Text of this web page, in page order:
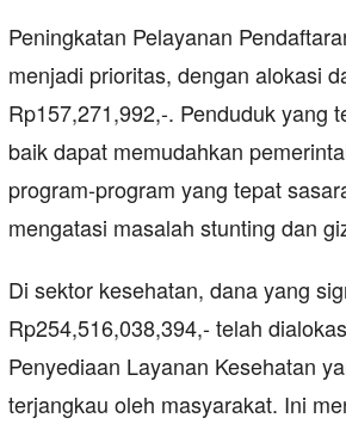
Peningkatan Pelayanan
menjadi prioritas, dengan alokasi
Rp157,271,992,-. Penduduk yang
baik dapat memudahkan
program-program yang tepat
mengatasi masalah stunting dan
Di sektor kesehatan, dana yang
Rp254,516,038,394,- telah
Penyediaan Layanan Kesehatan
terjangkau oleh masyarakat. Ini